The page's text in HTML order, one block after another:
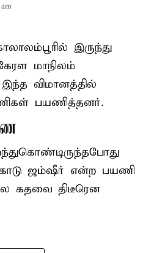
இருந்து
மாநிலம்
இந்த விமானத்தில்
பயணித்தனர்.
ஜம்ஷீர் என்ற பயணி
கதவை திடீரென